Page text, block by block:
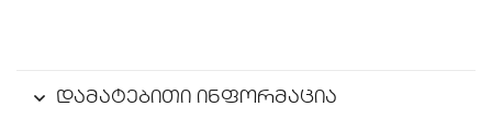
დამატებითი ინფორმაცია